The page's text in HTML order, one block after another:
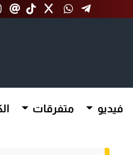
فيديو متفرقات